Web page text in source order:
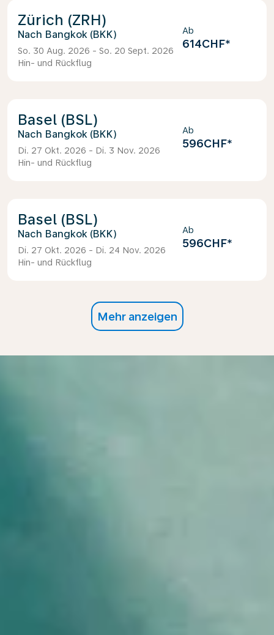
Zürich (ZRH)
Bangkok (BKK)
So. 30 Aug. 2026 - So. 20 Sept. 2026
Hin- und Rückflug
Ab
614CHF*
Basel (BSL)
Bangkok (BKK)
Di. 27 Okt. 2026 - Di. 3 Nov. 2026
Hin- und Rückflug
Ab
596CHF*
Basel (BSL)
Bangkok (BKK)
Di. 27 Okt. 2026 - Di. 24 Nov. 2026
Hin- und Rückflug
Ab
596CHF*
Mehr anzeigen